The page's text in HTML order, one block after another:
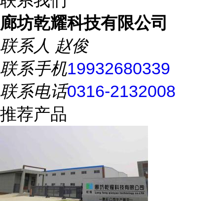
廊坊乾耀科技有限公司
联系人 赵俊
联系手机19932680339
联系电话0316-2132008
推荐产品